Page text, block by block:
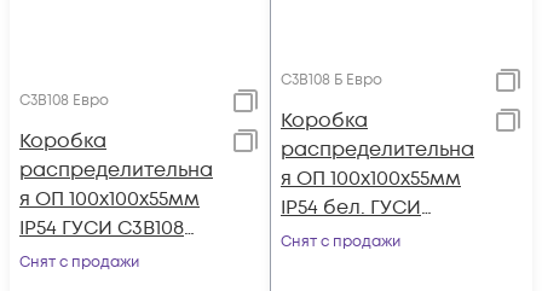
С3В108 Евро
Коробка
распределительна
я ОП 100х100х55мм
IP54 ГУСИ С3В108
Евро
Снят с продажи
С3В108 Б Евро
Коробка
распределительна
я ОП 100х100х55мм
IP54 бел. ГУСИ
С3В108 Б Евро
Снят с продажи